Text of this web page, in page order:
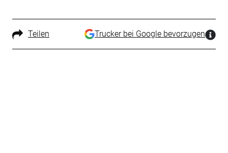
Teilen Trucker bei Google bevorzugen